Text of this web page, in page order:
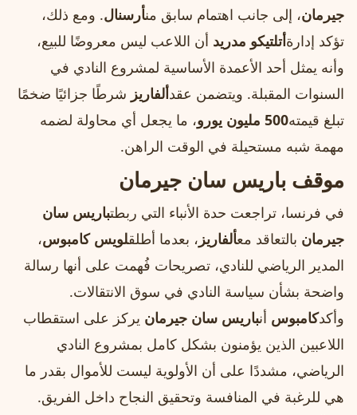
جيرمان، إلى جانب اهتمام سابق منأرسنال. ومع ذلك،
تؤكد إدارةأتلتيكو مدريد أن اللاعب ليس معروضًا للبيع،
وأنه يمثل أحد الأعمدة الأساسية لمشروع النادي في
السنوات المقبلة. ويتضمن عقدألفاريز شرطًا جزائيًا ضخمًا
تبلغ قيمته500 مليون يورو
، ما يجعل أي محاولة لضمه
مهمة شبه مستحيلة في الوقت الراهن.
موقف باريس سان جيرمان
في فرنسا، تراجعت حدة الأنباء التي ربطتباريس سان
جيرمان بالتعاقد معألفاريز ، بعدما أطلقلويس كامبوس،
المدير الرياضي للنادي، تصريحات فُهمت على أنها رسالة
واضحة بشأن سياسة النادي في سوق الانتقالات.
وأكدكامبوس أنباريس سان جيرمان يركز على استقطاب
اللاعبين الذين يؤمنون بشكل كامل بمشروع النادي
الرياضي، مشددًا على أن الأولوية ليست للأموال بقدر ما
هي للرغبة في المنافسة وتحقيق النجاح داخل الفريق.